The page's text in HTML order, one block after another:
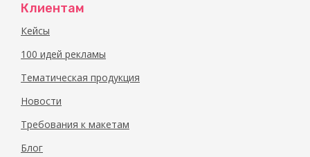
Клиентам
Кейсы
100 идей рекламы
Тематическая продукция
Новости
Требования к макетам
Блог